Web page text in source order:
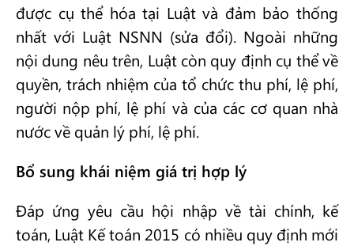
được cụ thể hóa tại Luật và đảm bảo thống
nhất với Luật NSNN (sửa đổi). Ngoài những
nội dung nêu trên, Luật còn quy định cụ thể về
quyền, trách nhiệm của tổ chức thu phí, lệ phí,
người nộp phí, lệ phí và của các cơ quan nhà
nước về quản lý phí, lệ phí.
Bổ sung khái niệm giá trị hợp lý
Đáp ứng yêu cầu hội nhập về tài chính, kế
toán, Luật Kế toán 2015 có nhiều quy định mới